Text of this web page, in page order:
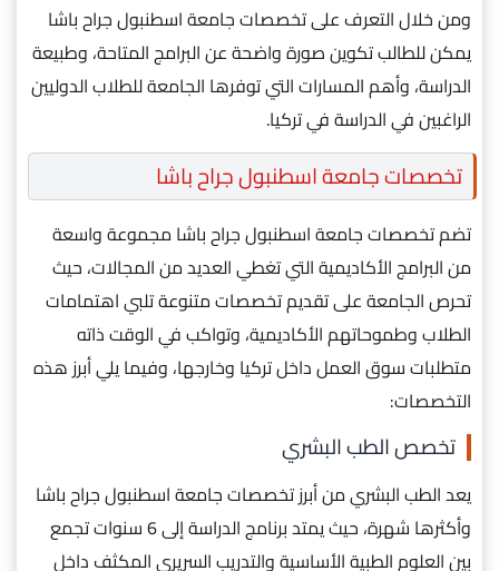
ومن خلال التعرف على تخصصات جامعة اسطنبول جراح باشا
يمكن للطالب تكوين صورة واضحة عن البرامج المتاحة، وطبيعة
الدراسة، وأهم المسارات التي توفرها الجامعة للطلاب الدوليين
الراغبين في الدراسة في تركيا.
تخصصات جامعة اسطنبول جراح باشا
تضم تخصصات جامعة اسطنبول جراح باشا مجموعة واسعة
من البرامج الأكاديمية التي تغطي العديد من المجالات، حيث
تحرص الجامعة على تقديم تخصصات متنوعة تلبي اهتمامات
الطلاب وطموحاتهم الأكاديمية، وتواكب في الوقت ذاته
متطلبات سوق العمل داخل تركيا وخارجها، وفيما يلي أبرز هذه
التخصصات:
تخصص الطب البشري
يعد الطب البشري من أبرز تخصصات جامعة اسطنبول جراح باشا
وأكثرها شهرة، حيث يمتد برنامج الدراسة إلى 6 سنوات تجمع
بين العلوم الطبية الأساسية والتدريب السريري المكثف داخل